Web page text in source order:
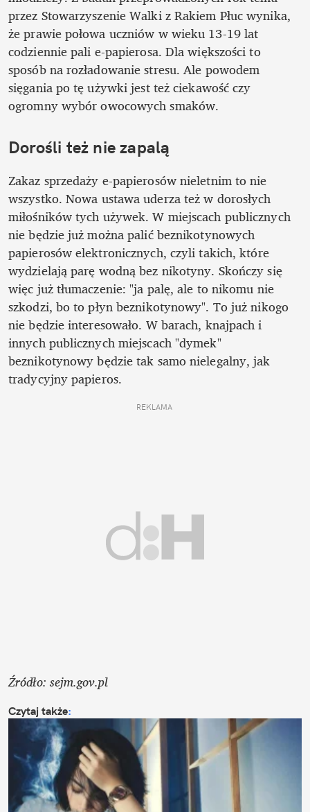
przez Stowarzyszenie Walki z Rakiem Płuc wynika,
że prawie połowa uczniów w wieku 13-19 lat
codziennie pali e-papierosa. Dla większości to
sposób na rozładowanie stresu. Ale powodem
sięgania po tę używki jest też ciekawość czy
ogromny wybór owocowych smaków.
Dorośli też nie zapalą
Zakaz sprzedaży e-papierosów nieletnim to nie
wszystko. Nowa ustawa uderza też w dorosłych
miłośników tych używek. W miejscach publicznych
nie będzie już można palić beznikotynowych
papierosów elektronicznych, czyli takich, które
wydzielają parę wodną bez nikotyny. Skończy się
więc już tłumaczenie: "ja palę, ale to nikomu nie
szkodzi, bo to płyn beznikotynowy". To już nikogo
nie będzie interesowało. W barach, knajpach i
innych publicznych miejscach "dymek"
beznikotynowy będzie tak samo nielegalny, jak
tradycyjny papieros.
REKLAMA
Źródło: sejm.gov.pl
Czytaj także: